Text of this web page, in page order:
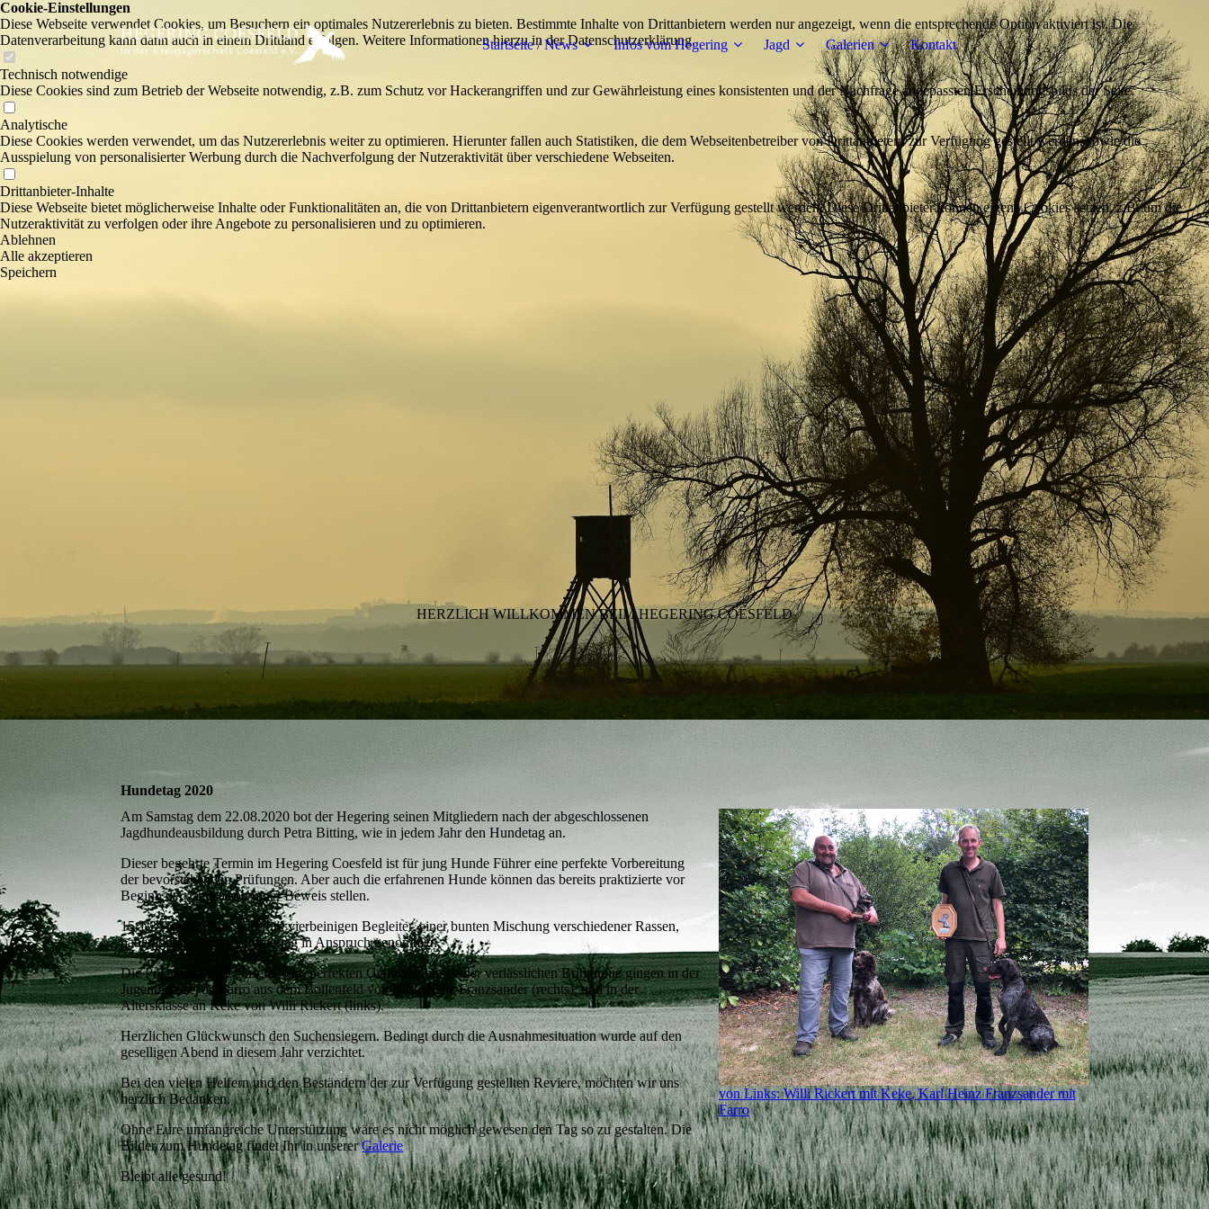
Startseite / News Infos vom Hegering Jagd Galerien Kontakt
HERZLICH WILLKOMMEN BEIM HEGERING COESFELD
Hundetag 2020
von Links: Willi Rickert mit Keke, Karl Heinz Franzsander mit
Farro
Am Samstag dem 22.08.2020 bot der Hegering seinen Mitgliedern nach der abgeschlossenen
Jagdhundeausbildung durch Petra Bitting, wie in jedem Jahr den Hundetag an.
Dieser begehrte Termin im Hegering Coesfeld ist für jung Hunde Führer eine perfekte Vorbereitung
der bevorstehenden Prüfungen. Aber auch die erfahrenen Hunde können das bereits praktizierte vor
Beginn der Jagdsaison unter Beweis stellen.
15 1/2 Hundeführer und Ihre vierbeinigen Begleiter, einer bunten Mischung verschiedener Rassen,
haben den schönen Sommertag in Anspruch genommen.
Die Pokale für gute Nasenarbeit, perfekten Gehorsam und einer verlässlichen Bringtreue gingen in der
Jugendklasse, an Farro aus dem Bollenfeld von Karl Heinz Franzsander (rechts), und in der
Altersklasse an Keke von Willi Rickert (links).
Herzlichen Glückwunsch den Suchensiegern. Bedingt durch die Ausnahmesituation wurde auf den
geselligen Abend in diesem Jahr verzichtet.
Bei den vielen Helfern und den Beständern der zur Verfügung gestellten Reviere, möchten wir uns
herzlich Bedanken.
Ohne Eure umfangreiche Unterstützung wäre es nicht möglich gewesen den Tag so zu gestalten. Die
Bilder zum Hundetag findet Ihr in unsererGalerie
Bleibt alle gesund!
Cookie-Einstellungen
Diese Webseite verwendet Cookies, um Besuchern ein optimales Nutzererlebnis zu bieten. Bestimmte Inhalte von Drittanbietern werden nur angezeigt, wenn die entsprechende Option aktiviert ist. Die
Datenverarbeitung kann dann auch in einem Drittland erfolgen. Weitere Informationen hierzu in der Datenschutzerklärung.
Technisch notwendige
Diese Cookies sind zum Betrieb der Webseite notwendig, z.B. zum Schutz vor Hackerangriffen und zur Gewährleistung eines konsistenten und der Nachfrage angepassten Erscheinungsbilds der Seite.
Analytische
Diese Cookies werden verwendet, um das Nutzererlebnis weiter zu optimieren. Hierunter fallen auch Statistiken, die dem Webseitenbetreiber von Drittanbietern zur Verfügung gestellt werden, sowie die
Ausspielung von personalisierter Werbung durch die Nachverfolgung der Nutzeraktivität über verschiedene Webseiten.
Drittanbieter-Inhalte
Diese Webseite bietet möglicherweise Inhalte oder Funktionalitäten an, die von Drittanbietern eigenverantwortlich zur Verfügung gestellt werden. Diese Drittanbieter können eigene Cookies setzen, z.B. um die
Nutzeraktivität zu verfolgen oder ihre Angebote zu personalisieren und zu optimieren.
Ablehnen
Alle akzeptieren
Speichern